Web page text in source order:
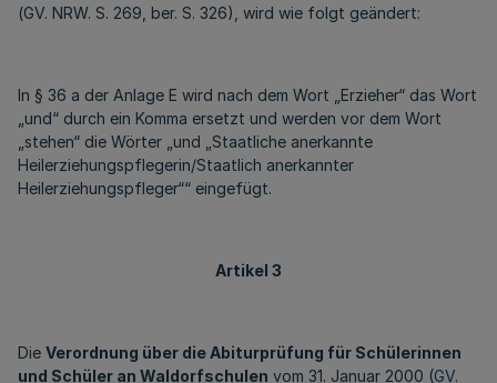
(GV. NRW. S. 269, ber. S. 326), wird wie folgt geändert:
In § 36 a der Anlage E wird nach dem Wort „Erzieher“ das Wort
„und“ durch ein Komma ersetzt und werden vor dem Wort
„stehen“ die Wörter „und „Staatliche anerkannte
Heilerziehungspflegerin/Staatlich anerkannter
Heilerziehungspfleger““ eingefügt.
Artikel 3
Die Verordnung über die Abiturprüfung für Schülerinnen
und Schüler an Waldorfschulen vom 31. Januar 2000 (GV.